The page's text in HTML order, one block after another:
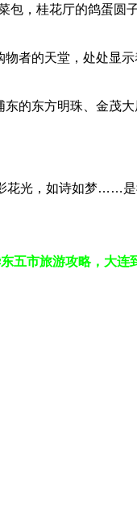
包，桂花厅的鸽蛋圆
者的天堂，处处显
的东方明珠、金茂
花光，如诗如梦……
五市旅游攻略，大连